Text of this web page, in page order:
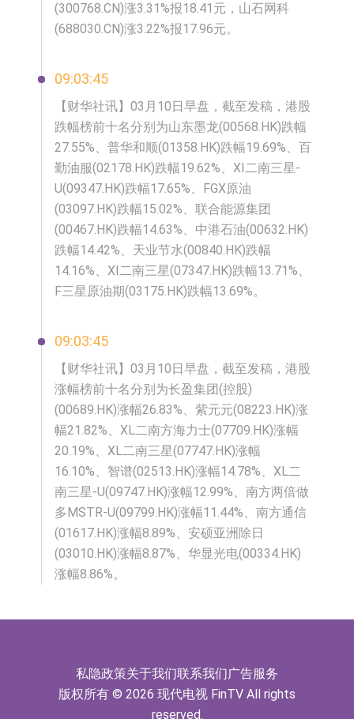
(300768.CN)涨3.31%报18.41元，山石网科
(688030.CN)涨3.22%报17.96元。
09:03:45
【财华社讯】03月10日早盘，截至发稿，港股
跌幅榜前十名分别为山东墨龙(00568.HK)跌幅
27.55%、普华和顺(01358.HK)跌幅19.69%、百
勤油服(02178.HK)跌幅19.62%、XI二南三星-
U(09347.HK)跌幅17.65%、FGX原油
(03097.HK)跌幅15.02%、联合能源集团
(00467.HK)跌幅14.63%、中港石油(00632.HK)
跌幅14.42%、天业节水(00840.HK)跌幅
14.16%、XI二南三星(07347.HK)跌幅13.71%、
F三星原油期(03175.HK)跌幅13.69%。
09:03:45
【财华社讯】03月10日早盘，截至发稿，港股
涨幅榜前十名分别为长盈集团(控股)
(00689.HK)涨幅26.83%、紫元元(08223.HK)涨
幅21.82%、XL二南方海力士(07709.HK)涨幅
20.19%、XL二南三星(07747.HK)涨幅
16.10%、智谱(02513.HK)涨幅14.78%、XL二
南三星-U(09747.HK)涨幅12.99%、南方两倍做
多MSTR-U(09799.HK)涨幅11.44%、南方通信
(01617.HK)涨幅8.89%、安硕亚洲除日
(03010.HK)涨幅8.87%、华显光电(00334.HK)
涨幅8.86%。
私隐政策关于我们联系我们广告服务
版权所有 © 2026 现代电视 FinTV All rights
reserved.